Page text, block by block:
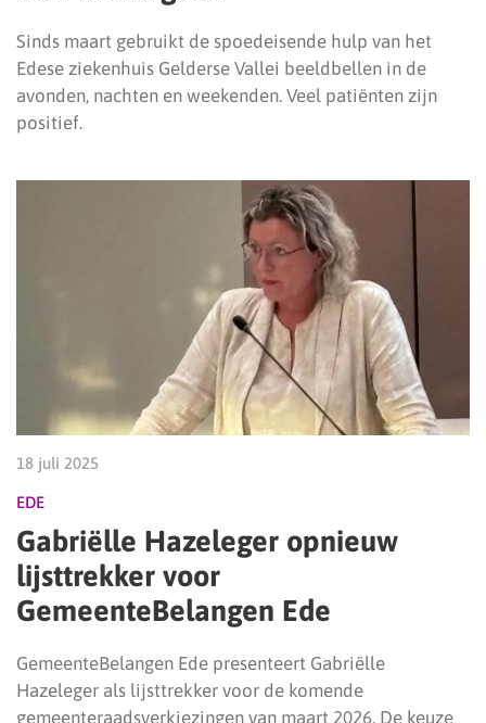
Sinds maart gebruikt de spoedeisende hulp van het
Edese ziekenhuis Gelderse Vallei beeldbellen in de
avonden, nachten en weekenden. Veel patiënten zijn
positief.
18 juli 2025
EDE
Gabriëlle Hazeleger opnieuw
lijsttrekker voor
GemeenteBelangen Ede
GemeenteBelangen Ede presenteert Gabriëlle
Hazeleger als lijsttrekker voor de komende
gemeenteraadsverkiezingen van maart 2026. De keuze